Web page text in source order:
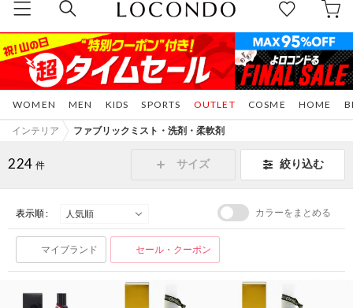
WOMEN MEN KIDS SPORTS COSME HOME
OUTLET
インテリア ファブリックミスト・洗剤・柔軟剤
224 件 サイズ 絞り込む
表示順 : カラーをまとめる
マイブランド セール・クーポン